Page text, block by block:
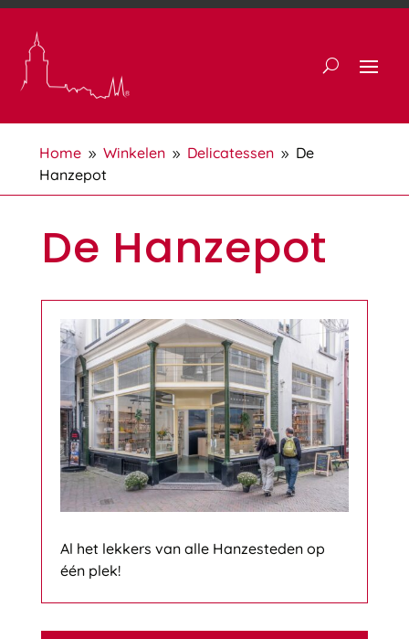
Home 9 Winkelen 9 Delicatessen 9 De
Hanzepot
De Hanzepot
Al het lekkers van alle Hanzesteden op
één plek!